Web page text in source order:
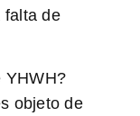
falta de
YHWH?
objeto de